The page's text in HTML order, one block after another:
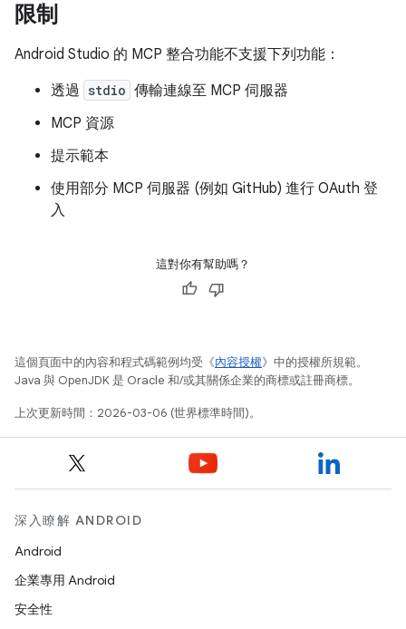
限制
Android Studio 的 MCP 整合功能不支援下列功能：
透過 stdio 傳輸連線至 MCP 伺服器
MCP 資源
提示範本
使用部分 MCP 伺服器 (例如 GitHub) 進行 OAuth 登
入
這對你有幫助嗎？
這個頁面中的內容和程式碼範例均受《內容授權》中的授權所規範。
Java 與 OpenJDK 是 Oracle 和/或其關係企業的商標或註冊商標。
上次更新時間：2026-03-06 (世界標準時間)。
深入瞭解 ANDROID
Android
企業專用 Android
安全性